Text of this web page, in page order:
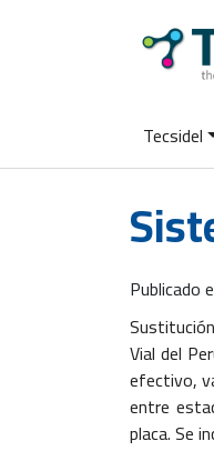
Tecsidel
Publicado
Vial del
efectivo,
entre
placa. Se